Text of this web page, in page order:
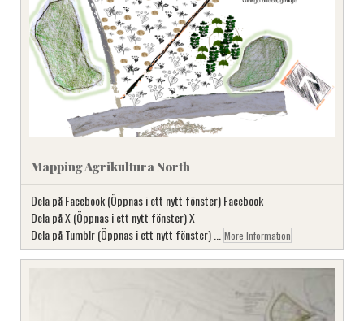
Mapping Agrikultura North
Dela på Facebook (Öppnas i ett nytt fönster) Facebook
Dela på X (Öppnas i ett nytt fönster) X
Dela på Tumblr (Öppnas i ett nytt fönster) ...
More Information